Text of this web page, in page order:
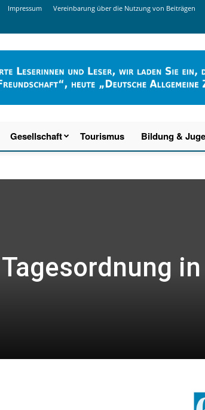
Impressum Vereinbarung über die Nutzung von Beiträgen
Gesellschaft Tourismus Bildung &
in